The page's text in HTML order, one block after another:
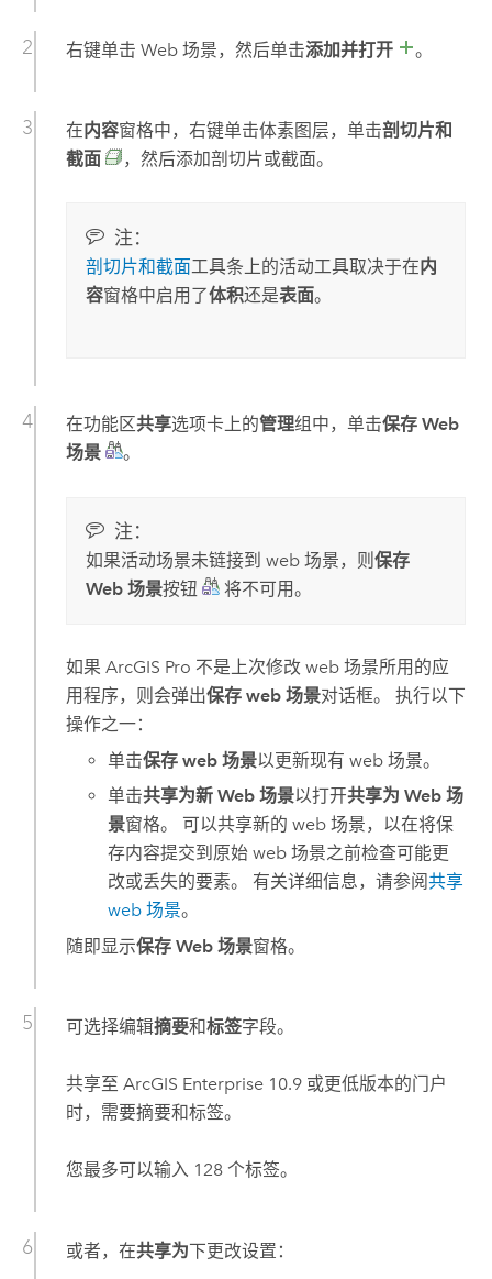
右键单击 Web 场景，然后单击添加并打开 。
在内容窗格中，右键单击体素图层，单击剖切片和
截面
，然后添加剖切片或截面。
注：
剖切片和截面工具条上的活动工具取决于在内
容窗格中启用了体积还是表面。
在功能区共享选项卡上的管理组中，单击保存 Web
场景
。
注：
如果活动场景未链接到 web 场景，则 保存
Web 场景按钮 将不可用。
如果 ArcGIS Pro 不是上次修改 web 场景所用的应
用程序，则会弹出保存 web 场景对话框。 执行以下
操作之一：
单击保存 web 场景以更新现有 web 场景。
单击共享为新 Web 场景以打开共享为 Web 场
景窗格。 可以共享新的 web 场景，以在将保
存内容提交到原始 web 场景之前检查可能更
改或丢失的要素。 有关详细信息，请参阅共享
web 场景。
随即显示保存 Web 场景窗格。
可选择编辑摘要和标签字段。
共享至 ArcGIS Enterprise 10.9或更低版本的门户
时，需要摘要和标签。
您最多可以输入 128 个标签。
或者，在共享为下更改设置：